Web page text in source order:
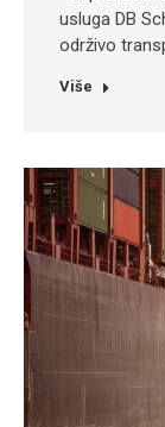
usluga DB
održivo
Više